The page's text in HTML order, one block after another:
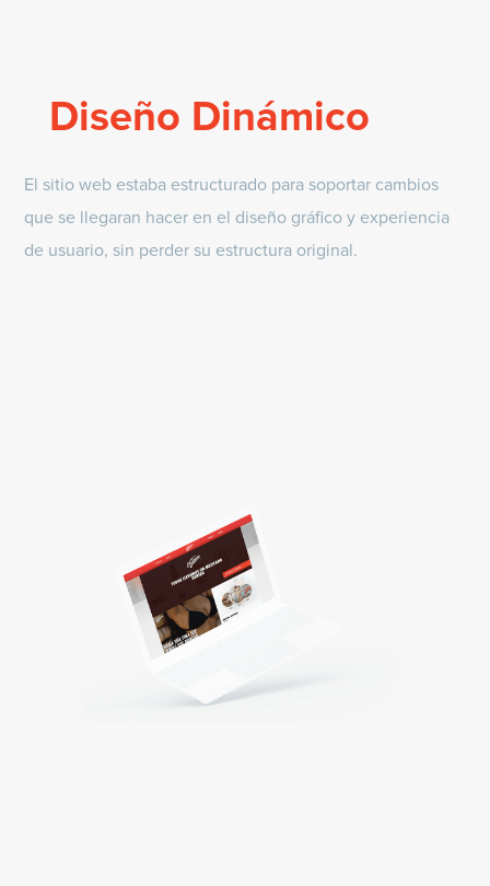
Diseño Dinámico
El sitio web estaba estructurado para soportar cambios
que se llegaran hacer en el diseño gráfico y experiencia
de usuario, sin perder su estructura original.